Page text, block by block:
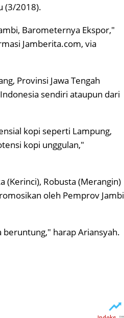
(3/2018).
Barometernya Ekspor,"
Jamberita.com, via
Provinsi Jawa Tengah
sendiri ataupun dari
kopi seperti Lampung,
kopi unggulan,"
(Kerinci), Robusta (Merangin)
oleh Pemprov Jambi
harap Ariansyah.